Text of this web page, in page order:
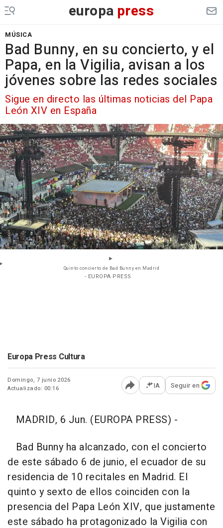
europa press
MÚSICA
Bad Bunny, en su concierto, y el
Papa, en la Vigilia, avisan a los
jóvenes sobre las redes sociales
Sigue en directo las últimas noticias del Papa
León XIV en España
Quinto concierto de Bad Bunny en Madrid
- EUROPA PRESS
Europa Press Cultura
Domingo, 7 junio 2026
Actualizado: 00:16
Abrir opciones para
IA Seguir en
MADRID, 6 Jun. (EUROPA PRESS) -
Bad Bunny ha alcanzado, con el concierto
de este sábado 6 de junio, el ecuador de su
residencia de 10 recitales en Madrid. El
quinto y sexto de ellos coinciden con la
presencia del Papa León XIV, que justamente
este sábado ha protagonizado la Vigilia con